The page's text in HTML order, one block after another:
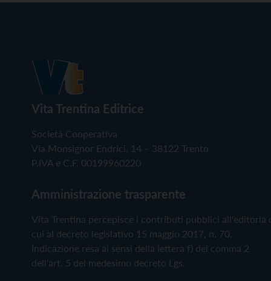
Vita Trentina Editrice
Società Cooperativa
Via Monsignor Endrici, 14 – 38122 Trento
P.IVA e C.F. 00199960220
Amministrazione trasparente
Vita Trentina percepisce i contributi pubblici all'editoria
cui al decreto legislativo 15 maggio 2017, n. 70.
Indicazione resa ai sensi della lettera f) del comma 2
dell'art. 5 del medesimo decreto Lgs.